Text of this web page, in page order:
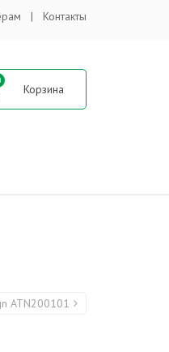
Контакты
ATN200101